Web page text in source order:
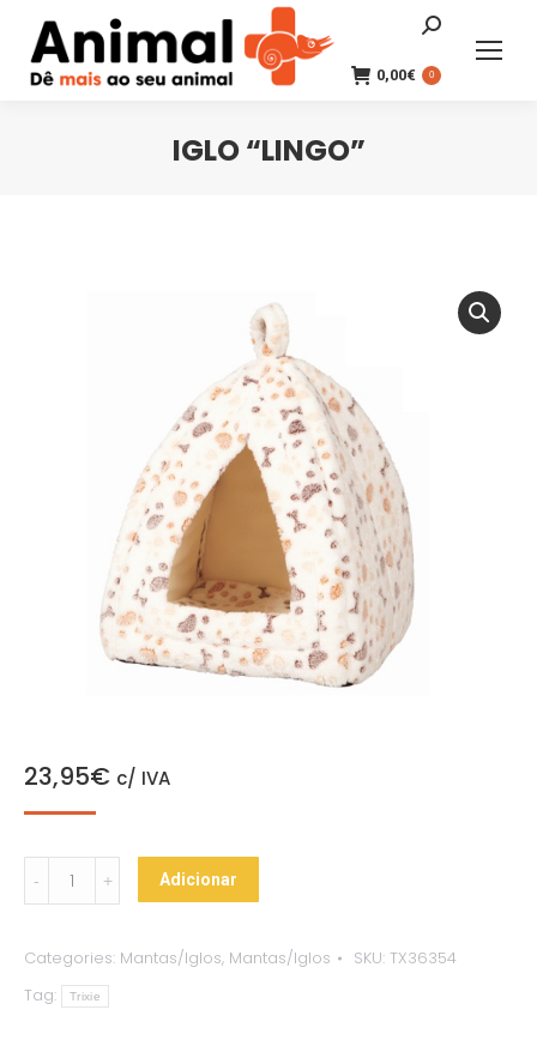
Search:
0,00€ 0
IGLO “LINGO”
23,95€ c/ IVA
“Lingo”
Adicionar
Categories: Mantas/Iglos, Mantas/Iglos SKU: TX36354
Tag:
Trixie